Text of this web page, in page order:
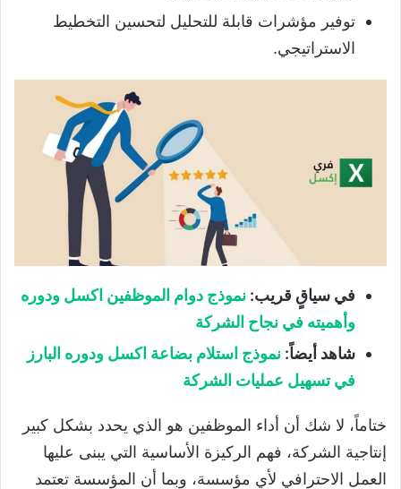
توفير مؤشرات قابلة للتحليل لتحسين التخطيط
الاستراتيجي.
في سياقٍ قريب: نموذج دوام الموظفين اكسل ودوره
وأهميته في نجاح الشركة
شاهد أيضاً: نموذج استلام بضاعة اكسل ودوره البارز
في تسهيل عمليات الشركة
ختاماً، لا شك أن أداء الموظفين هو الذي يحدد بشكل كبير
إنتاجية الشركة، فهم الركيزة الأساسية التي يبنى عليها
العمل الاحترافي لأي مؤسسة، وبما أن المؤسسة تعتمد